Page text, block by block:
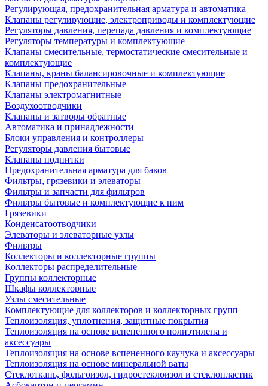
Регулирующая, предохранительная арматура и автоматика
Клапаны регулирующие, электроприводы и комплектующие
Регуляторы давления, перепада давления и комплектующие
Регуляторы температуры и комплектующие
Клапаны смесительные, термостатические смесительные и
комплектующие
Клапаны, краны балансировочные и комплектующие
Клапаны предохранительные
Клапаны электромагнитные
Воздухоотводчики
Клапаны и затворы обратные
Автоматика и принадлежности
Блоки управления и контроллеры
Регуляторы давления бытовые
Клапаны подпитки
Предохранительная арматура для баков
Фильтры, грязевики и элеваторы
Фильтры и запчасти для фильтров
Фильтры бытовые и комплектующие к ним
Грязевики
Конденсатоотводчики
Элеваторы и элеваторные узлы
Фильтры
Коллекторы и коллекторные группы
Коллекторы распределительные
Группы коллекторные
Шкафы коллекторные
Узлы смесительные
Комплектующие для коллекторов и коллекторных групп
Теплоизоляция, уплотнения, защитные покрытия
Теплоизоляция на основе вспененного полиэтилена и
аксессуары
Теплоизоляция на основе вспененного каучука и аксессуары
Теплоизоляция на основе минеральной ваты
Стеклоткань, фольгоизол, гидростеклоизол и стеклопластик